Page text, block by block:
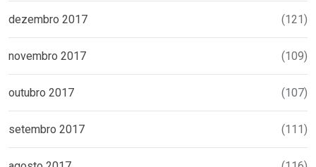
dezembro 2017 (121)
novembro 2017 (109)
outubro 2017 (107)
setembro 2017 (111)